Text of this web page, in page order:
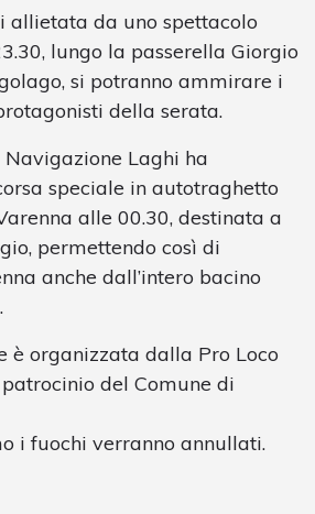
allietata da uno spettacolo
lungo la passerella Giorgio
si potranno ammirare i
della serata.
Navigazione Laghi ha
speciale in autotraghetto
alle 00.30, destinata a
permettendo così di
anche dall’intero bacino
è organizzata dalla Pro Loco
del Comune di
i fuochi verranno annullati.